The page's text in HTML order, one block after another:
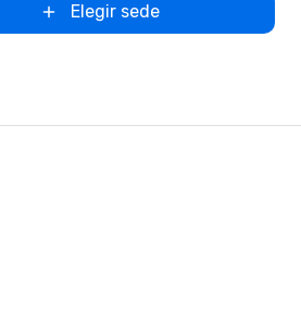
Elegir sede